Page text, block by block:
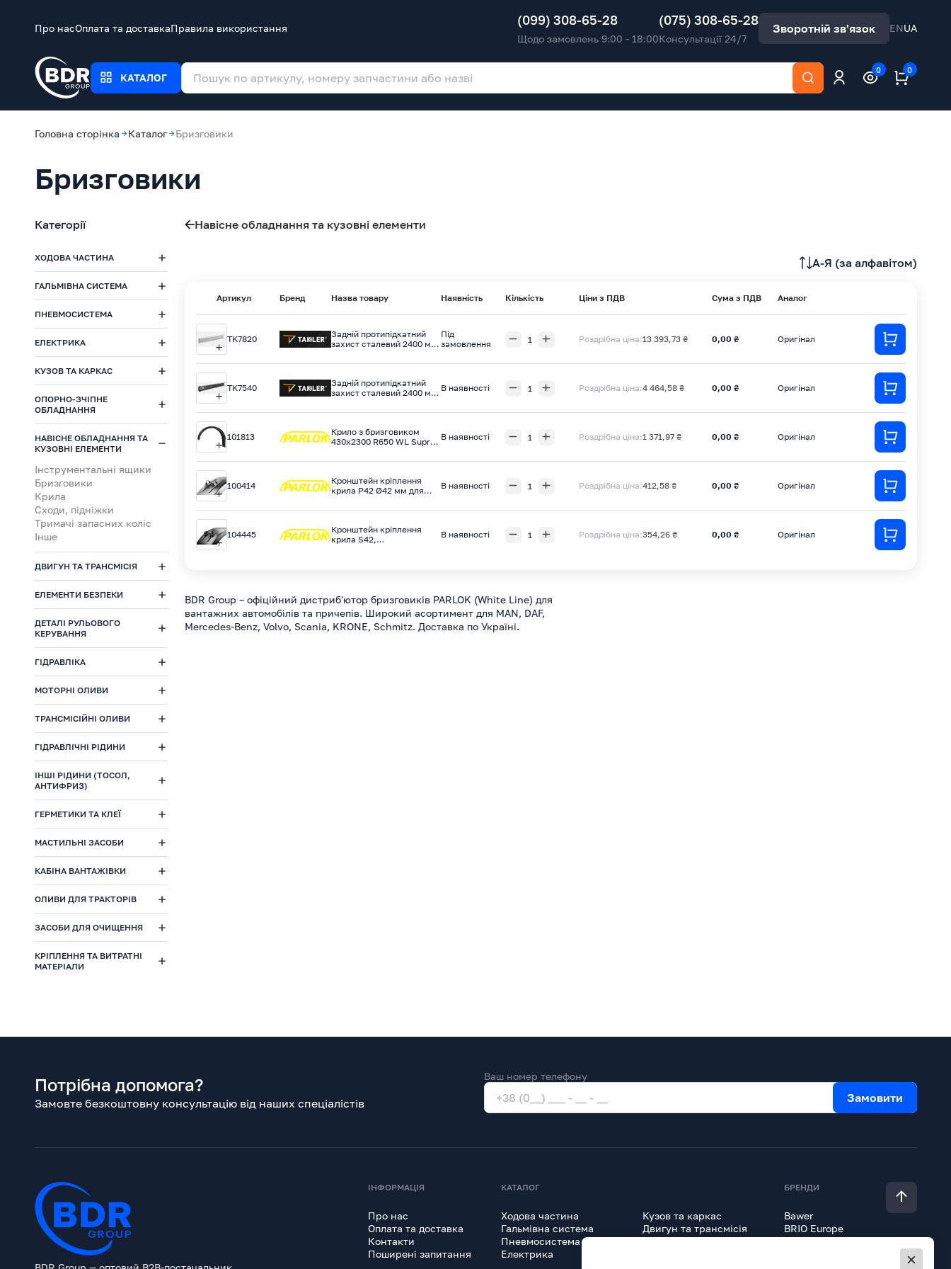
Про насОплата та доставкаПравила використання
(099) 308-65-28
Щодо замовлень 9:00 - 18:00
(075) 308-65-28
Консультації 24/7
Зворотній зв'язок ENUA
КАТАЛОГ
0 0
Головна сторінка Каталог Бризговики
Бризговики
Категорії
ХОДОВА ЧАСТИНА
ГАЛЬМІВНА СИСТЕМА
ПНЕВМОСИСТЕМА
ЕЛЕКТРИКА
КУЗОВ ТА КАРКАС
ОПОРНО-ЗЧІПНЕ
ОБЛАДНАННЯ
НАВІСНЕ ОБЛАДНАННЯ ТА
КУЗОВНІ ЕЛЕМЕНТИ
Інструментальні ящики
Бризговики
Крила
Сходи, підніжки
Тримачі запасних коліс
Інше
ДВИГУН ТА ТРАНСМІСІЯ
ЕЛЕМЕНТИ БЕЗПЕКИ
ДЕТАЛІ РУЛЬОВОГО
КЕРУВАННЯ
ГІДРАВЛІКА
МОТОРНІ ОЛИВИ
ТРАНСМІСІЙНІ ОЛИВИ
ГІДРАВЛІЧНІ РІДИНИ
ІНШІ РІДИНИ (ТОСОЛ,
АНТИФРИЗ)
ГЕРМЕТИКИ ТА КЛЕЇ
МАСТИЛЬНІ ЗАСОБИ
КАБІНА ВАНТАЖІВКИ
ОЛИВИ ДЛЯ ТРАКТОРІВ
ЗАСОБИ ДЛЯ ОЧИЩЕННЯ
КРІПЛЕННЯ ТА ВИТРАТНІ
МАТЕРІАЛИ
Навісне обладнання та кузовні елементи
A-Я (за алфавітом)
Артикул Бренд Назва товару Наявність Кількість Ціни з ПДВ Сума з ПДВ Аналог
TK7820
Задній протипідкатний
захист сталевий 2400 мм
TAKLER
Під
замовлення
Роздрібна ціна:13 393,73 ₴ 0,00 ₴ Оригінал
TK7540
Задній протипідкатний
захист сталевий 2400 мм,
заглушками, TAKLER
В наявності Роздрібна ціна:4 464,58 ₴ 0,00 ₴ Оригінал
101813
Крилo з бризговиком
430x2300 R650 WL Supra, В наявності Роздрібна ціна:1 371,97 ₴ 0,00 ₴ Оригінал
100414
Кронштейн кріплення
крила P42 Ø42 мм для
напівпричепів Parlok
В наявності Роздрібна ціна:412,58 ₴ 0,00 ₴ Оригінал
104445
Кронштейн кріплення
крила S42,
В наявності Роздрібна ціна:354,26 ₴ 0,00 ₴ Оригінал
BDR Group – офіційний дистриб'ютор бризговиків PARLOK (White Line) для
вантажних автомобілів та причепів. Широкий асортимент для MAN, DAF,
Mercedes-Benz, Volvo, Scania, KRONE, Schmitz. Доставка по Україні.
Потрібна допомога?
Замовте безкоштовну консультацію від наших спеціалістів
Ваш номер телефону
Замовити
ІНФОРМАЦІЯ
Про нас
Оплата та доставка
Контакти
Поширені запитання
КАТАЛОГ
Ходова частина
Гальмівна система
Пневмосистема
Електрика
Кузов та каркас
Двигун та трансмісія
Гідравліка
БРЕНДИ
Bawer
BRIO Europe
Erich Jaeger